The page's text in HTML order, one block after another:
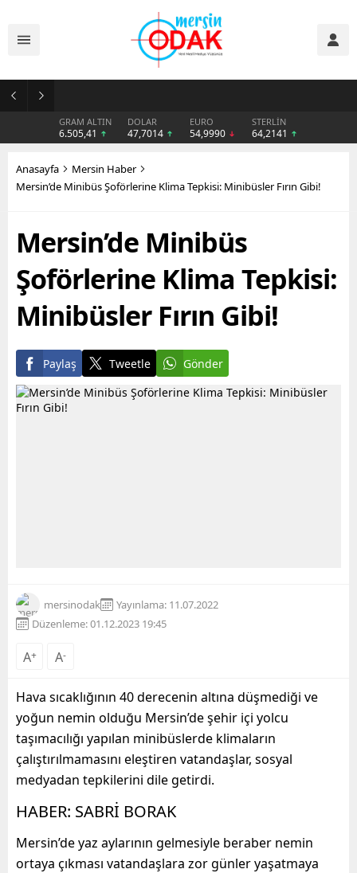
GRAM ALTIN
6.505,41
DOLAR
47,7014
EURO
54,9990
STERLİN
64,2141
Anasayfa
Mersin Haber
Mersin’de Minibüs Şoförlerine Klima Tepkisi: Minibüsler Fırın Gibi!
Mersin’de Minibüs
Şoförlerine Klima Tepkisi:
Minibüsler Fırın Gibi!
Paylaş Tweetle Gönder
mersinodak
Yayınlama: 11.07.2022
Düzenleme: 01.12.2023 19:45
A+ A-
Hava sıcaklığının 40 derecenin altına düşmediği ve
yoğun nemin olduğu Mersin’de şehir içi yolcu
taşımacılığı yapılan minibüslerde klimaların
çalıştırılmamasını eleştiren vatandaşlar, sosyal
medyadan tepkilerini dile getirdi.
HABER: SABRİ BORAK
Mersin’de yaz aylarının gelmesiyle beraber nemin
ortaya çıkması vatandaşlara zor günler yaşatmaya